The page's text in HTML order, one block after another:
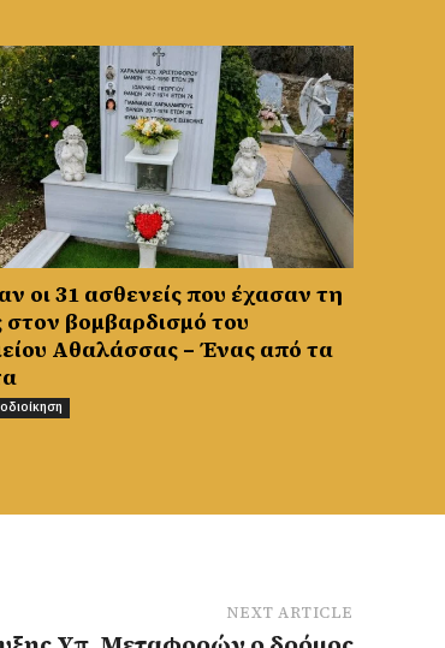
οι 31 ασθενείς που έχασαν τη
στον βομβαρδισμό του
Αθαλάσσας – Ένας από τα
NEXT ARTICLE